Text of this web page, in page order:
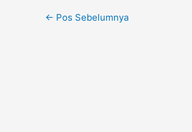
← Pos Sebelumnya